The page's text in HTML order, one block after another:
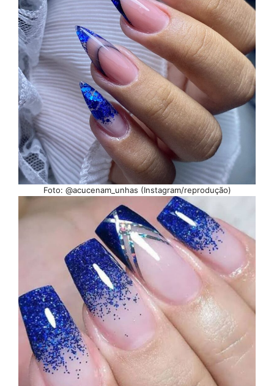
Foto: @acucenam_unhas (Instagram/reprodução)